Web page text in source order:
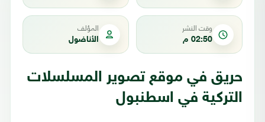
وقت النشر
02:50 م
المؤلف
الأناضول
حريق في موقع تصوير المسلسلات
التركية في اسطنبول